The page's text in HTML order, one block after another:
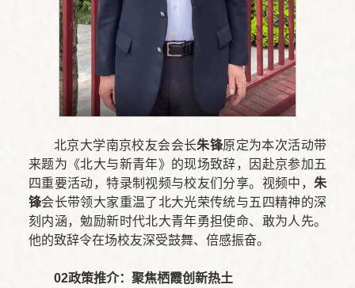
北京大学南京校友会会长朱锋原定为本次活动带
来题为《北大与新青年》的现场致辞，因赴京参加五
四重要活动，特录制视频与校友们分享。视频中， 朱
锋会长带领大家重温了北大光荣传统与五四精神的深
刻内涵，勉励新时代北大青年勇担使命、敢为人先。
他的致辞令在场校友深受鼓舞、倍感振奋。
02政策推介：聚焦栖霞创新热土